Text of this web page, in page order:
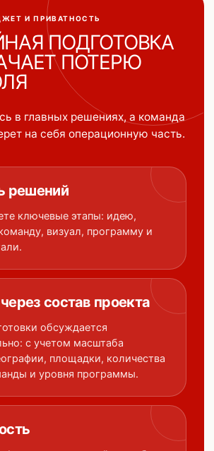
И ПРИВАТНОСТЬ
ПОДГОТОВКА
ПОТЕРЮ
в главных решениях, а команда
на себя операционную часть.
решений
ключевые этапы: идею,
визуал, программу и
состав проекта
обсуждается
с учетом масштаба
площадки, количества
и уровня программы.